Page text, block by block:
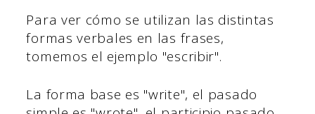
Para ver cómo se utilizan las distintas
formas verbales en las frases,
tomemos el ejemplo "escribir".
La forma base es "write", el pasado